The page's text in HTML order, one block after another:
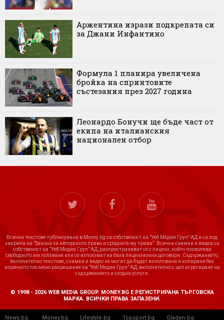
Аржентина изрази подкрепата си
за Джани Инфантино
Формула 1 планира увеличена
бройка на спринтовите
състезания през 2027 година
Леонардо Бонучи ще бъде част от
екипа на италианския
национален отбор
Всички текстове публикувани в Money.bg са собственост на "Уеб Медия Груп" АД и са под
закрила на "Закона за авторското право и сродните му права". Всички снимки и видеа са
собственост на "Уеб Медия Груп" АД, разпространяват се с лиценз, който позволява
свободното им ползване или се използват на база лицензионни договори. Съдържанието,
включително текстове, снимки и видео не могат да бъдат използвани и копирани без
изричното писмено разрешение на "Уеб Медия Груп" АД, включително с цел агрегиране на
съдържанието и сходни услуги.
© 1998 - 2026 WEB MEDIA GROUP. MONEY.BG Е РЕГИСТРИРАНА ТЪРГОВСКА
МАРКА. ВСИЧКИ ПРАВА ЗАПАЗЕНИ.
News.bg Money.bg Lifestyle.bg Topsport.bg Gladen.bg